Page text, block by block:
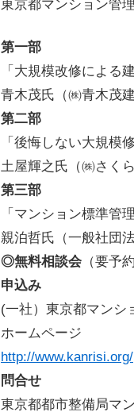
東京都マンション管
第一部
「大規模改修による
青木茂氏（㈱青木茂
第二部
「後悔しない大規模
土屋輝之氏（㈱さく
第三部
「マンション標準管
親泊哲氏（一般社団
◎無料相談会 （要予約
申込み
(一社）東京都マンシ
ホームページ
http://www.kanrisi.org/
問合せ
東京都都市整備局マ